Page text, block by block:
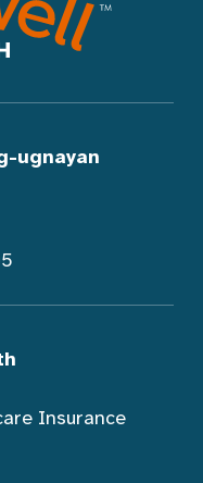
ugnayan
Insurance